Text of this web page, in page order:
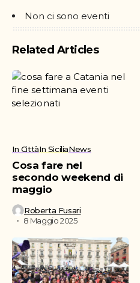
Non ci sono eventi
Related Articles
In CittàIn SiciliaNews
Cosa fare nel
secondo weekend di
maggio
Roberta Fusari
8 Maggio 2025